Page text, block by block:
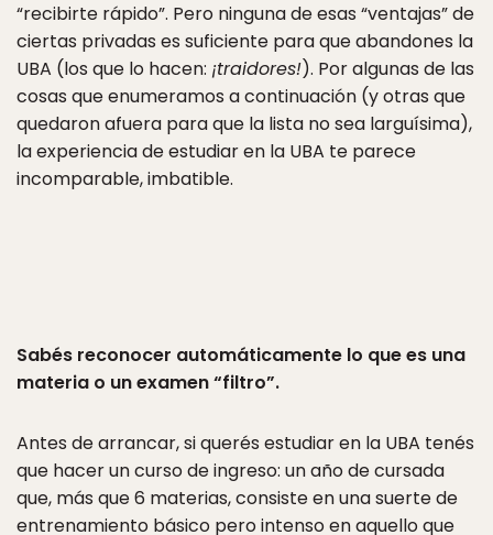
“recibirte rápido”. Pero ninguna de esas “ventajas” de
ciertas privadas es suficiente para que abandones la
UBA (los que lo hacen: ¡traidores!). Por algunas de las
cosas que enumeramos a continuación (y otras que
quedaron afuera para que la lista no sea larguísima),
la experiencia de estudiar en la UBA te parece
incomparable, imbatible.
Sabés reconocer automáticamente lo que es una
materia o un examen “filtro”.
Antes de arrancar, si querés estudiar en la UBA tenés
que hacer un curso de ingreso: un año de cursada
que, más que 6 materias, consiste en una suerte de
entrenamiento básico pero intenso en aquello que